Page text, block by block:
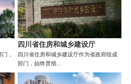
，
四川省住房和城乡建设厅
四川省住房和城乡建设厅作为省政府组成
部门，始终贯彻...